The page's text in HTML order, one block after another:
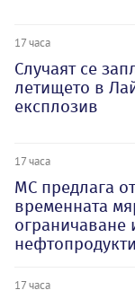
17 часа
Случаят се
летището в
експлозив
17 часа
МС предлага
временната
ограничаване
нефтопродукти
17 часа